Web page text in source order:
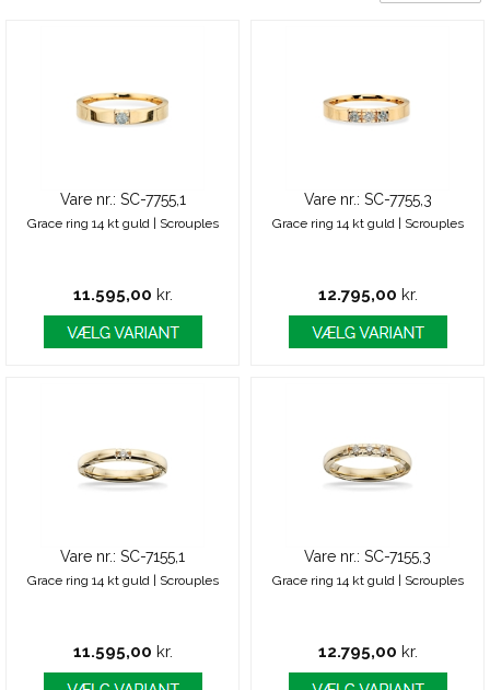
Vare nr.: SC-7755,1
Grace ring 14 kt guld | Scrouples
11.595,00 kr.
Vare nr.: SC-7755,3
Grace ring 14 kt guld | Scrouples
12.795,00 kr.
Vare nr.: SC-7155,1
Grace ring 14 kt guld | Scrouples
11.595,00 kr.
Vare nr.: SC-7155,3
Grace ring 14 kt guld | Scrouples
12.795,00 kr.